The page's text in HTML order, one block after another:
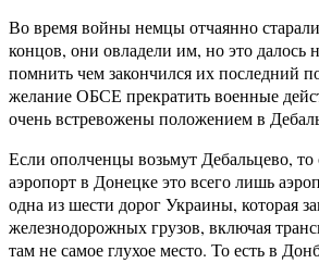
Во время войны немцы отчаянно
концов, они овладели им, но это
помнить чем закончился их последний
желание ОБСЕ прекратить военные
очень встревожены положением в
Если ополченцы возьмут Дебальцево,
аэропорт в Донецке это всего лишь
одна из шести дорог Украины, которая
железнодорожных грузов, включая
там не самое глухое место. То есть в